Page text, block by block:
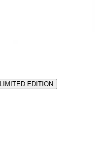
LIMITED EDITION